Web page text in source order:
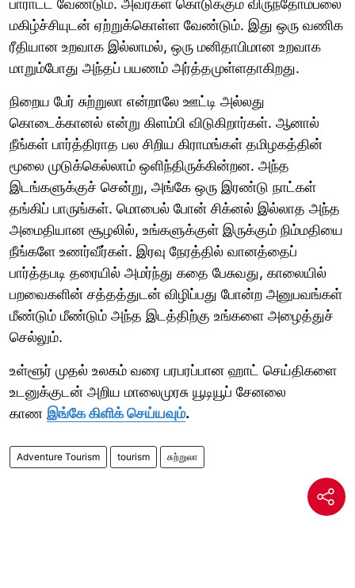
மகிழ்ச்சியுடன் ஏற்றுக்கொள்ள வேண்டும். இது ஒரு வணிக
ரீதியான உறவாக இல்லாமல், ஒரு மனிதாபிமான உறவாக
மாறும்போது அந்தப் பயணம் அர்த்தமுள்ளதாகிறது.
நிறைய பேர் சுற்றுலா என்றாலே ஊட்டி அல்லது
கொடைக்கானல் என்று கிளம்பி விடுகிறார்கள். ஆனால்
நீங்கள் பார்த்திராத பல சிறிய கிராமங்கள் தமிழகத்தின்
மூலை முடுக்கெல்லாம் ஒளிந்திருக்கின்றன. அந்த
இடங்களுக்குச் சென்று, அங்கே ஒரு இரண்டு நாட்கள்
தங்கிப் பாருங்கள். மொபைல் போன் சிக்னல் இல்லாத அந்த
அமைதியான சூழலில், உங்களுக்குள் இருக்கும் நிம்மதியை
நீங்களே உணர்வீர்கள். இரவு நேரத்தில் வானத்தைப்
பார்த்தபடி தரையில் அமர்ந்து கதை பேசுவது, காலையில்
பறவைகளின் சத்தத்துடன் விழிப்பது போன்ற அனுபவங்கள்
மீண்டும் மீண்டும் அந்த இடத்திற்கு உங்களை அழைத்துச்
செல்லும்.
உள்ளூர் முதல் உலகம் வரை பரபரப்பான ஹாட் செய்திகளை
உடனுக்குடன் அறிய மாலைமுரசு யூடியூப் சேனலை
காண இங்கே கிளிக் செய்யவும்.
Adventure Tourism tourism சுற்றுலா